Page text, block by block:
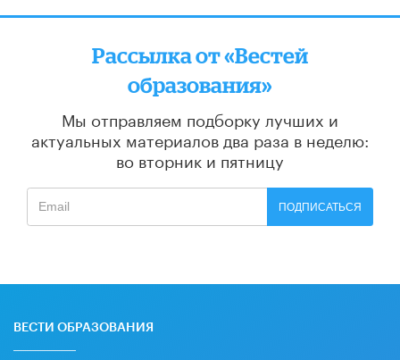
Рассылка от «Вестей
образования»
Мы отправляем подборку лучших и
актуальных материалов два раза в неделю:
во вторник и пятницу
ПОДПИСАТЬСЯ
ВЕСТИ ОБРАЗОВАНИЯ